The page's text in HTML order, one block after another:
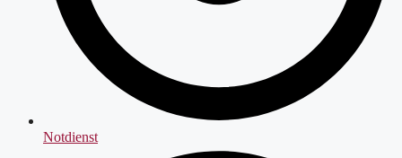
Notdienst